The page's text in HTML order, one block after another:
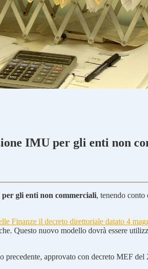
IMU per gli enti non
gli enti non commerciali, tenendo
Finanze il decreto direttoriale datato 4
Questo nuovo modello dovrà essere
precedente, approvato con decreto MEF